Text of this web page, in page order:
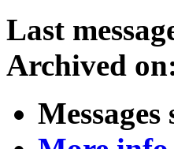
Last
Archived